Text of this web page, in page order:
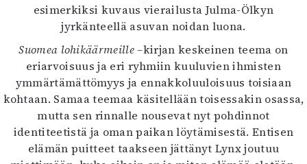
esimerkiksi kuvaus vierailusta Julma-Ölkyn
jyrkänteellä asuvan noidan luona.
Suomea lohikäärmeille –kirjan keskeinen teema on
eriarvoisuus ja eri ryhmiin kuuluvien ihmisten
ymmärtämättömyys ja ennakkoluuloisuus toisiaan
kohtaan. Samaa teemaa käsitellään toisessakin osassa,
mutta sen rinnalle nousevat nyt pohdinnot
identiteetistä ja oman paikan löytämisestä. Entisen
elämän puitteet taakseen jättänyt Lynx joutuu